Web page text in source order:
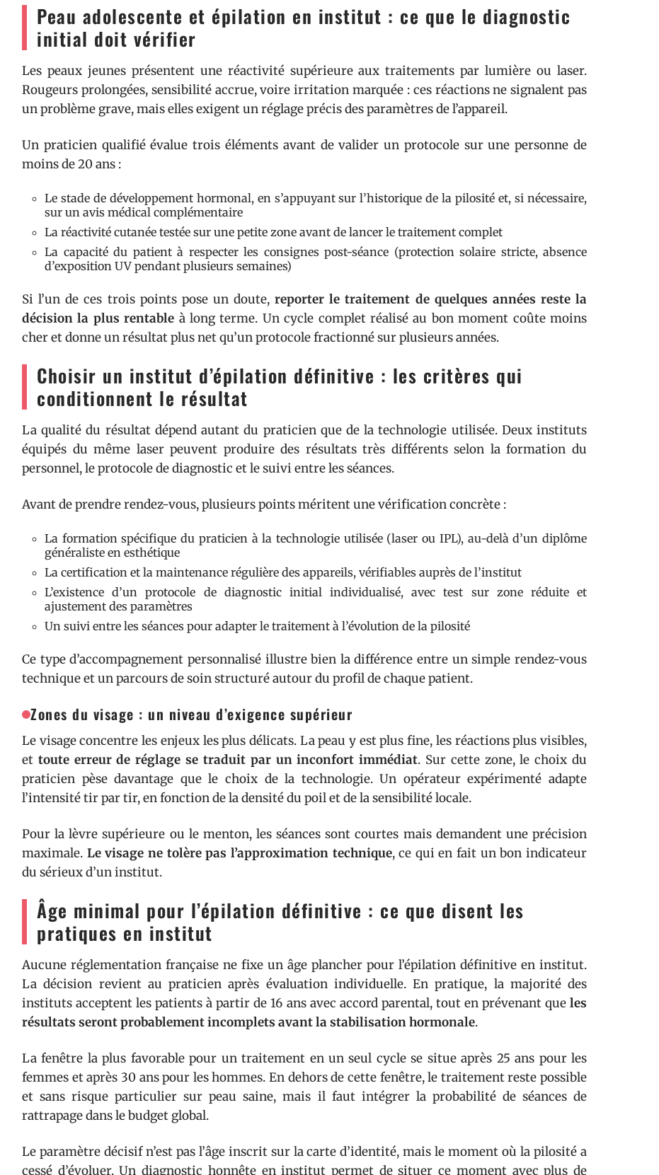
Peau adolescente et épilation en institut : ce que le diagnostic
initial doit vérifier
Les peaux jeunes présentent une réactivité supérieure aux traitements par lumière ou laser.
Rougeurs prolongées, sensibilité accrue, voire irritation marquée : ces réactions ne signalent pas
un problème grave, mais elles exigent un réglage précis des paramètres de l’appareil.
Un praticien qualifié évalue trois éléments avant de valider un protocole sur une personne de
moins de 20 ans :
Le stade de développement hormonal, en s’appuyant sur l’historique de la pilosité et, si nécessaire,
sur un avis médical complémentaire
La réactivité cutanée testée sur une petite zone avant de lancer le traitement complet
La capacité du patient à respecter les consignes post-séance (protection solaire stricte, absence
d’exposition UV pendant plusieurs semaines)
Si l’un de ces trois points pose un doute,reporter le traitement de quelques années reste la
décision la plus rentable à long terme. Un cycle complet réalisé au bon moment coûte moins
cher et donne un résultat plus net qu’un protocole fractionné sur plusieurs années.
Choisir un institut d’épilation définitive : les critères qui
conditionnent le résultat
La qualité du résultat dépend autant du praticien que de la technologie utilisée. Deux instituts
équipés du même laser peuvent produire des résultats très différents selon la formation du
personnel, le protocole de diagnostic et le suivi entre les séances.
Avant de prendre rendez-vous, plusieurs points méritent une vérification concrète :
La formation spécifique du praticien à la technologie utilisée (laser ou IPL), au-delà d’un diplôme
généraliste en esthétique
La certification et la maintenance régulière des appareils, vérifiables auprès de l’institut
L’existence d’un protocole de diagnostic initial individualisé, avec test sur zone réduite et
ajustement des paramètres
Un suivi entre les séances pour adapter le traitement à l’évolution de la pilosité
Ce type d’accompagnement personnalisé illustre bien la différence entre un simple rendez-vous
technique et un parcours de soin structuré autour du profil de chaque patient.
Zones du visage : un niveau d’exigence supérieur
Le visage concentre les enjeux les plus délicats. La peau y est plus fine, les réactions plus visibles,
et toute erreur de réglage se traduit par un inconfort immédiat. Sur cette zone, le choix du
praticien pèse davantage que le choix de la technologie. Un opérateur expérimenté adapte
l’intensité tir par tir, en fonction de la densité du poil et de la sensibilité locale.
Pour la lèvre supérieure ou le menton, les séances sont courtes mais demandent une précision
maximale. Le visage ne tolère pas l’approximation technique, ce qui en fait un bon indicateur
du sérieux d’un institut.
Âge minimal pour l’épilation définitive : ce que disent les
pratiques en institut
Aucune réglementation française ne fixe un âge plancher pour l’épilation définitive en institut.
La décision revient au praticien après évaluation individuelle. En pratique, la majorité des
instituts acceptent les patients à partir de 16 ans avec accord parental, tout en prévenant que les
résultats seront probablement incomplets avant la stabilisation hormonale.
La fenêtre la plus favorable pour un traitement en un seul cycle se situe après 25 ans pour les
femmes et après 30 ans pour les hommes. En dehors de cette fenêtre, le traitement reste possible
et sans risque particulier sur peau saine, mais il faut intégrer la probabilité de séances de
rattrapage dans le budget global.
Le paramètre décisif n’est pas l’âge inscrit sur la carte d’identité, mais le moment où la pilosité a
cessé d’évoluer. Un diagnostic honnête en institut permet de situer ce moment avec plus de